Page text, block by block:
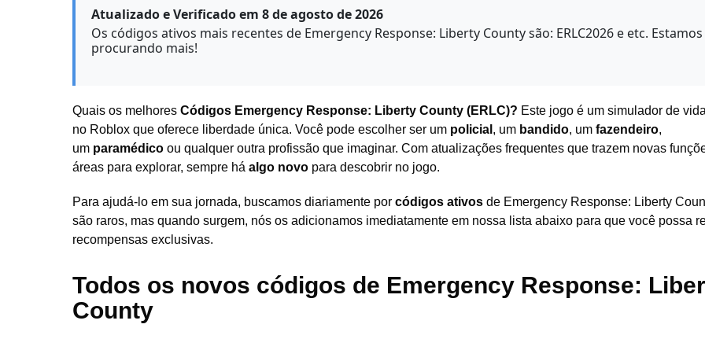
Atualizado e Verificado em 8 de agosto de 2026
Os códigos ativos mais recentes de Emergency Response: Liberty County são: ERLC2026 e etc. Estamos
procurando mais!
Quais os melhores Códigos Emergency Response: Liberty County (ERLC)? Este jogo é um simulador de
no Roblox que oferece liberdade única. Você pode escolher ser um policial , um bandido, um fazendeiro,
um paramédico ou qualquer outra profissão que imaginar. Com atualizações frequentes que trazem novas
áreas para explorar, sempre há algo novo para descobrir no jogo.
Para ajudá-lo em sua jornada, buscamos diariamente por códigos ativos de Emergency Response: Liberty
são raros, mas quando surgem, nós os adicionamos imediatamente em nossa lista abaixo para que você possa
recompensas exclusivas.
Todos os novos códigos de Emergency Response:
County